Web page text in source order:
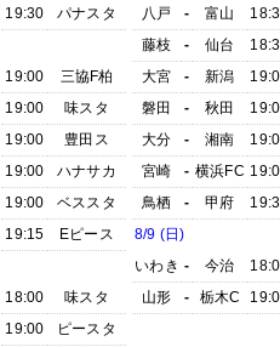
19:30
パナスタ
19:00
三協F柏
19:00
味スタ
19:00
豊田ス
19:00
ハナサカ
19:00
ベススタ
19:15
Eピース
18:00
味スタ
19:00 ピースタ
八戸
- 富山
藤枝
- 仙台
大宮
- 新潟
磐田
- 秋田
大分
- 湘南
宮崎
- 横浜FC
鳥栖
- 甲府
8/9 (日)
いわき - 今治
山形
- 栃木C